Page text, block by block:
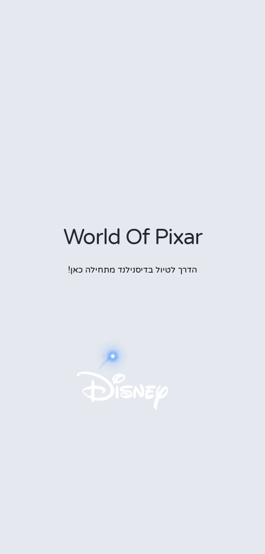
World Of Pixar
הדרך לטיול בדיסנילנד מתחילה כאן!